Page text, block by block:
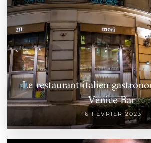
Le restaurant italien
Venice Bar
16 FÉVRIER 2023